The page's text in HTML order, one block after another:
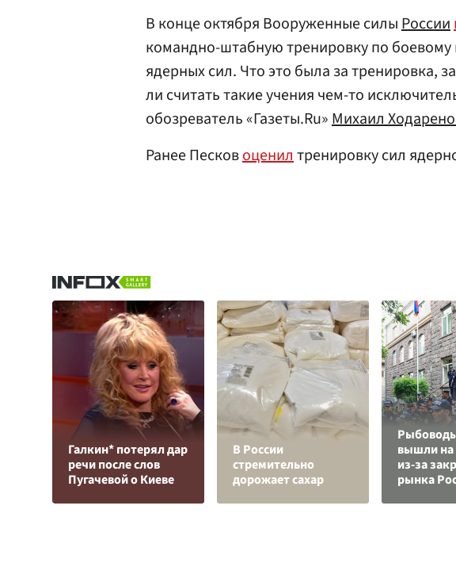
В конце октября Вооруженные силыРоссии
командно-штабную тренировку по
ядерных сил. Что это была за тренировка,
ли считать такие учения чем-то
обозреватель «Газеты.Ru»Михаил
Ранее Песковоценилтренировку сил
Галкин* потерял дар
речи после слов
Пугачевой о Киеве
В России
стремительно
дорожает сахар
вышли на
из-за
рынка